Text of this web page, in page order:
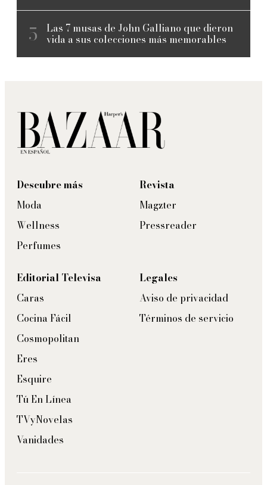
Las 7 musas de John Galliano que dieron
vida a sus colecciones más memorables
Descubre más
Moda
Wellness
Perfumes
Revista
Magzter
Pressreader
Editorial Televisa
Caras
Cocina Fácil
Cosmopolitan
Eres
Esquire
Tú En Línea
TVyNovelas
Vanidades
Legales
Aviso de privacidad
Términos de servicio